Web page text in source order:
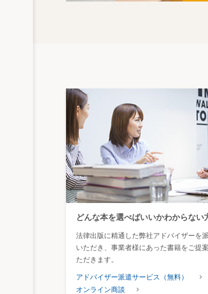
どんな本を選べばいいかわからない
法律出版に精通した弊社アドバイザーを
いただき、事業者様にあった書籍をご提
ただきます。
アドバイザー派遣サービス（無料）
オンライン商談